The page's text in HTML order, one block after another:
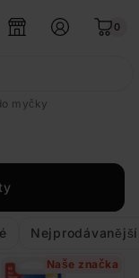
0
myčky
Nejprodávanější
Naše značka